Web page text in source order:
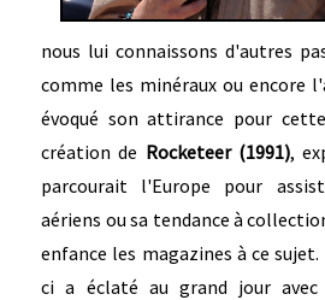
nous lui connaissons d'autres
comme les minéraux ou encore
évoqué son attirance pour
création de Rocketeer (1991),
parcourait l'Europe pour
aériens ou sa tendance à
enfance les magazines à ce
ci a éclaté au grand jour avec